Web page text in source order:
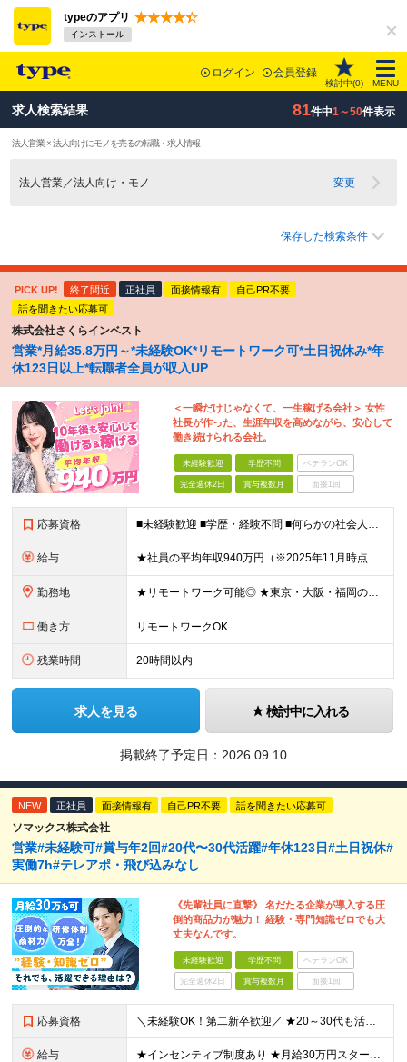
typeのアプリ
インストール
ログイン 会員登録
検討中(0) MENU
求人検索結果 81件中1～50件表示
法人営業 × 法人向けにモノを売るの転職・求人情報
法人営業／法人向け・モノ 変更
保存した検索条件
PICK UP! 終了間近 正社員 面接情報有
自己PR不要
話を聞きたい応募可
株式会社さくらインベスト
営業*月給35.8万円～*未経験OK*リモートワーク可*土日祝休み*年
休123日以上*転職者全員が収入UP
＜一瞬だけじゃなくて、一生稼げる会社＞ 女性
社長が作った、生涯年収を高めながら、安心して
働き続けられる会社。
未経験歓迎 学歴不問 ベテランOK
完全週休2日 賞与複数月 面接1回
応募資格 ■未経験歓迎 ■学歴・経験不問 ■何らかの社会人経験がある方 ＜こんな方に向いています！＞ ・頑張った分評価されたい方 ・将来役立つ知識を身につけたい方 ・新しいことを学ぶのが好きな方 ・趣味
給与 ★社員の平均年収940万円（※2025年11月時点） ★転職者は全員収入アップを実現 ★入社半年で昇給した実績あり！ 【営業未経験】 月給35万8,000円～（固定残業代含む）＋インセンティブ ＋賞
勤務地 ★リモートワーク可能◎ ★東京・大阪・福岡の3拠点で募集中／ご希望の勤務地で配属します ★転勤なし ＜東京支店＞ 東京都港区三田1丁目4番28号 三田国際ビル2階 ＜大阪本社＞ 大阪府大阪市北区梅
働き方 リモートワークOK
残業時間 20時間以内
求人を見る 検討中に入れる
掲載終了予定日： 2026.09.10
NEW 正社員 面接情報有 自己PR不要 話を聞きたい応募可
ソマックス株式会社
営業#未経験可#賞与年2回#20代〜30代活躍#年休123日#土日祝休#
実働7h#テレアポ・飛び込みなし
《先輩社員に直撃》 名だたる企業が導入する圧
倒的商品力が魅力！ 経験・専門知識ゼロでも大
丈夫なんです。
未経験歓迎 学歴不問 ベテランOK
完全週休2日 賞与複数月 面接1回
応募資格 ＼未経験OK！第二新卒歓迎／ ★20～30代も活躍中です！ ◆学歴不問 ◆普通自動車の運転免許をお持ちの方（AT可） ＼未経験スタートでも安心！／ 業界トップクラスの実績と信頼を誇ることから お客
給与 ★インセンティブ制度あり ★月給30万円スタートも可 月給23万円～30万円＋諸手当＋賞与 ※経験・スキルを考慮の上、決定します ※試用期間6ヶ月間あり（期間中の条件に差異はありません） ※残業代